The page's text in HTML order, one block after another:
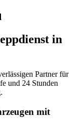
in
Partner für
und 24 Stunden
mit